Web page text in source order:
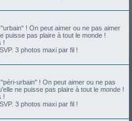
! On peut aimer ou ne pas aimer
puisse pas plaire à tout le monde !
!
3 photos maxi par fil !
urbain" ! On peut aimer ou ne pas
ne puisse pas plaire à tout le monde !
!
3 photos maxi par fil !